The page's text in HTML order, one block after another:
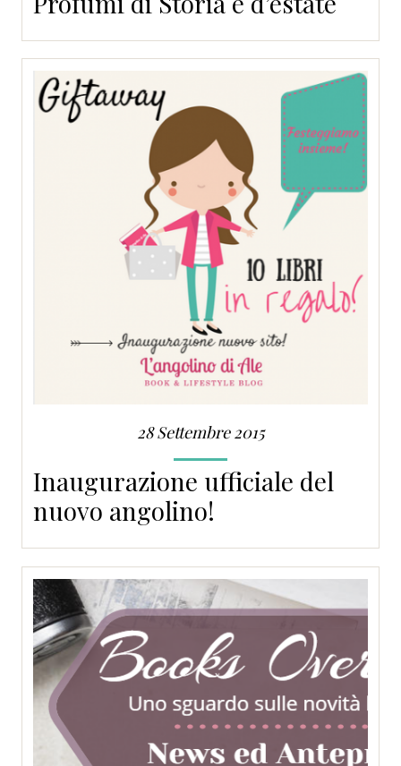
28 Settembre 2015
Inaugurazione ufficiale del
nuovo angolino!